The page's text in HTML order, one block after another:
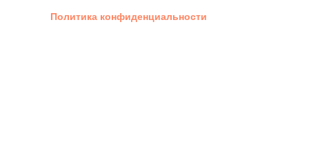
Политика конфиденциальности